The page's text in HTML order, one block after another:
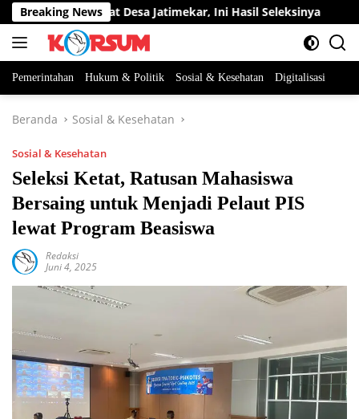
Langsung
ke
konten
Breaking News
Perangkat Desa Jatimekar, Ini Hasil Seleksinya
Pemerintahan Hukum & Politik Sosial & Kesehatan Digitalisasi
Beranda Sosial & Kesehatan
Sosial & Kesehatan
Seleksi Ketat, Ratusan Mahasiswa
Bersaing untuk Menjadi Pelaut PIS
lewat Program Beasiswa
Redaksi
Juni 4, 2025